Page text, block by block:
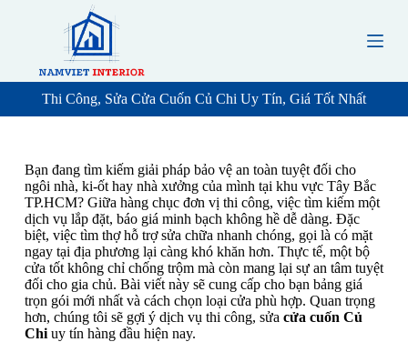
t
c
n
Thi Công, Sửa Cửa Cuốn Củ Chi Uy Tín, Giá Tốt Nhất
Bạn đang tìm kiếm giải pháp bảo vệ an toàn tuyệt đối cho
ngôi nhà, ki-ốt hay nhà xưởng của mình tại khu vực Tây Bắc
TP.HCM? Giữa hàng chục đơn vị thi công, việc tìm kiếm một
dịch vụ lắp đặt, báo giá minh bạch không hề dễ dàng. Đặc
biệt, việc tìm thợ hỗ trợ sửa chữa nhanh chóng, gọi là có mặt
ngay tại địa phương lại càng khó khăn hơn. Thực tế, một bộ
cửa tốt không chỉ chống trộm mà còn mang lại sự an tâm tuyệt
đối cho gia chủ. Bài viết này sẽ cung cấp cho bạn bảng giá
trọn gói mới nhất và cách chọn loại cửa phù hợp. Quan trọng
hơn, chúng tôi sẽ gợi ý dịch vụ thi công, sửa cửa cuốn Củ
Chiuy tín hàng đầu hiện nay.